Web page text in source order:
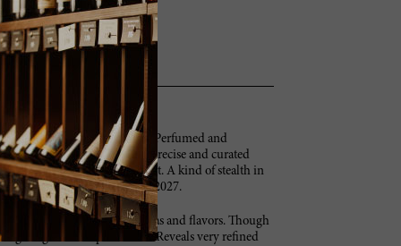
bush and lavender. Perfumed and
that frame the wine in a precise and curated
reward those who are patient. A kind of stealth in
show its true self. Try after 2027.
and toasty oak spice aromas and flavors. Though
and complex finish. Reveals very refined